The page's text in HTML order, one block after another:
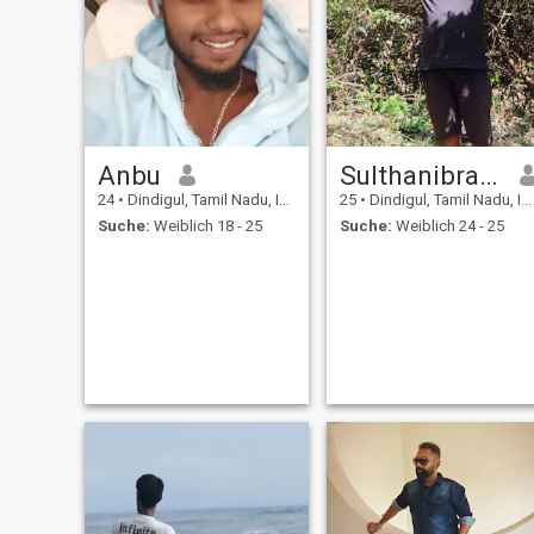
Anbu
24 • Dindigul, Tamil Nadu, Indien
Suche: Weiblich 18 - 25
Sulthanibrahim
25 • Dindigul, Tamil Nadu, Indien
Suche: Weiblich 24 - 25